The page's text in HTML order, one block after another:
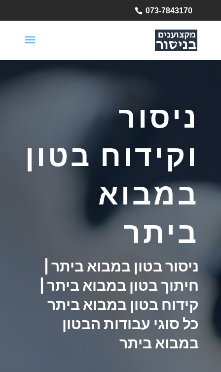
073-7843170
ניסור
וקידוח בטון
במבוא
ביתר
ניסור בטון במבוא ביתר |
חיתוך בטון במבוא ביתר |
קידוח בטון במבוא ביתר
כל סוגי עבודות הבטון
במבוא ביתר